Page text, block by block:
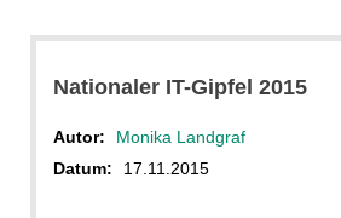
Nationaler IT-Gipfel 2015
Autor:
Monika Landgraf
Datum:
17.11.2015